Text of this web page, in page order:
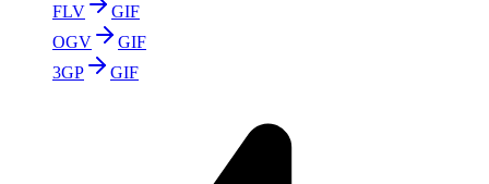
FLV
GIF
OGV
GIF
3GP
GIF